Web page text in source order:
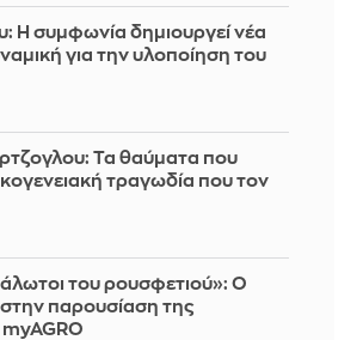
Η συμφωνία δημιουργεί νέα
για την υλοποίηση του
Τα θαύματα που
τραγωδία που τον
του ρουσφετιού»: Ο
παρουσίαση της